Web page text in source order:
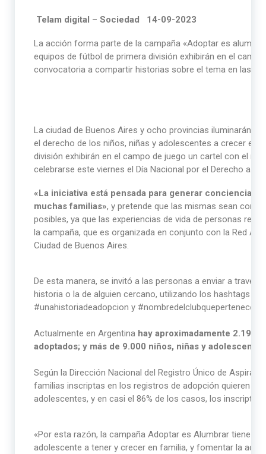
Telam digital – Sociedad 14-09-2023
La acción forma parte de la campaña «Adoptar es
equipos de fútbol de primera división exhibirán en el
convocatoria a compartir historias sobre el tema en las
La ciudad de Buenos Aires y ocho provincias iluminarán
el derecho de los niños, niñas y adolescentes a crecer en
división exhibirán en el campo de juego un cartel con el
celebrarse este viernes el Día Nacional por el Derecho a la
«La iniciativa está pensada para generar conciencia
muchas familias», y pretende que las mismas sean
posibles, ya que las experiencias de vida de personas
la campaña, que es organizada en conjunto con la Red
Ciudad de Buenos Aires.
De esta manera, se invitó a las personas a enviar a
historia o la de alguien cercano, utilizando los hashtags
#unahistoriadeadopcion y #nombredelclubquepertenece.
Actualmente en Argentina hay aproximadamente 2.199
adoptados; y más de 9.000 niños, niñas y
Según la Dirección Nacional del Registro Único de
familias inscriptas en los registros de adopción quieren
adolescentes, y en casi el 86% de los casos, los inscriptos
«Por esta razón, la campaña Adoptar es Alumbrar tiene
adolescente a tener y crecer en familia, y fomentar la